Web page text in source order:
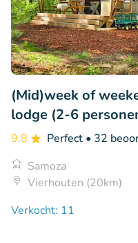
(Mid)week of
lodge (2-6
9.8 Perfect • 32
Samoza
Vierhouten (20km)
Verkocht: 11